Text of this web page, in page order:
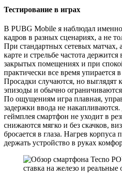
Тестирование в играх
В PUBG Mobile я наблюдал именно
кадров в разных сценариях, а не
При стандартных сетевых
карте и стрельбе частота
закрытых помещениях и при
практически все время упирается
Просадки случаются, но выглядят
эпизоды и обычно
По ощущениям игра плавная,
задержки ввода не
геймплея смартфон не уходит в
снижаются мягко и без скачков,
бросается в глаза. Нагрев
держать устройство в руках